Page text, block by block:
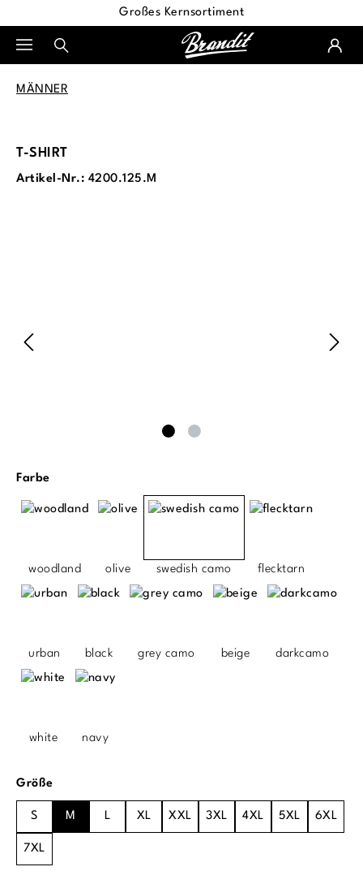
Großes Kernsortiment
MÄNNER
T-SHIRT
Artikel-Nr.: 4200.125.M
Farbeauswählen
woodland olive swedish camo flecktarn
urban black grey camo beige darkcamo
white navy
Größeauswählen
S M L XL XXL 3XL 4XL 5XL 6XL
7XL